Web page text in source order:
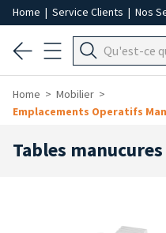
Home | Service Clients | Nos
Home
Mobilier
Emplacements Operatifs
Tables manucures